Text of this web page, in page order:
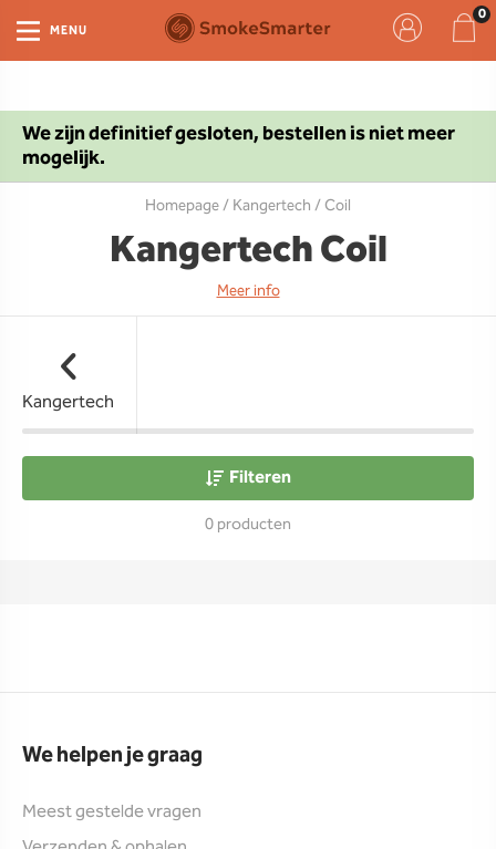
We zijn definitief gesloten, bestellen is niet meer
mogelijk.
MENU
Homepage/Kangertech/ Coil
Kangertech Coil
Meer info
Kangertech
Filteren
0 producten
We helpen je graag
Meest gestelde vragen